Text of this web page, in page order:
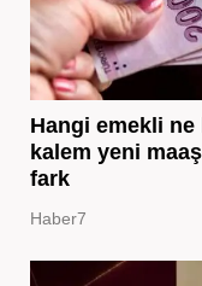
Hangi emekli ne
kalem yeni
fark
Haber7